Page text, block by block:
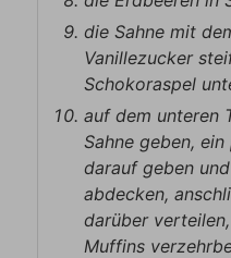
die Sahne mit
Vanillezucker
Schokoraspel
auf dem unteren
Sahne geben,
darauf geben
abdecken,
darüber
Muffins